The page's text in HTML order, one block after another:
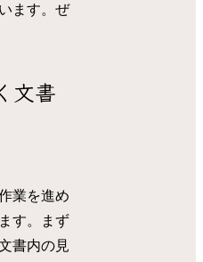
ます。ぜ
文書
業を進め
す。まず
書内の見